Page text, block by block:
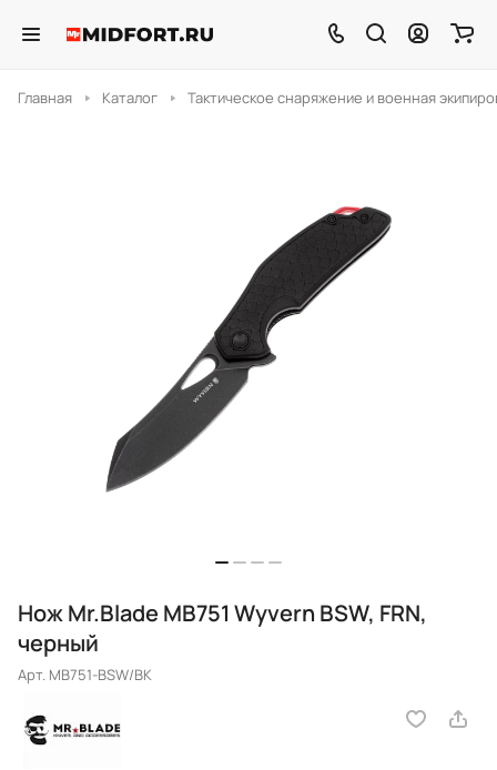
Главная Каталог Тактическое снаряжение и военная
Нож Mr.Blade MB751 Wyvern BSW, FRN,
черный
Арт. MB751-BSW/BK